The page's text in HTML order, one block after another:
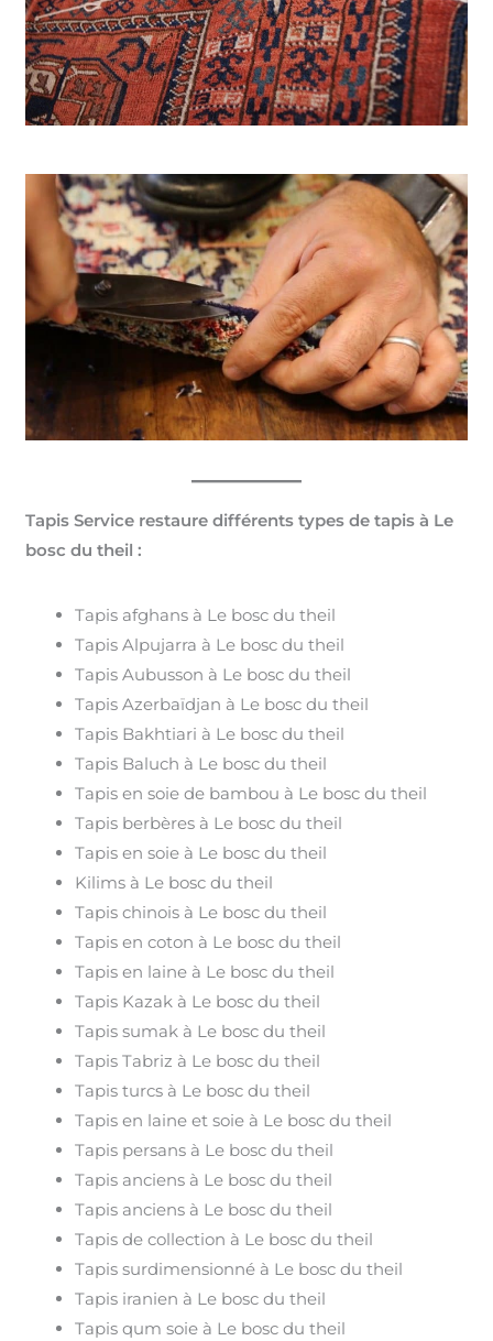
Tapis Service restaure différents types de tapis à Le
bosc du theil :
Tapis afghans à Le bosc du theil
Tapis Alpujarra à Le bosc du theil
Tapis Aubusson à Le bosc du theil
Tapis Azerbaïdjan à Le bosc du theil
Tapis Bakhtiari à Le bosc du theil
Tapis Baluch à Le bosc du theil
Tapis en soie de bambou à Le bosc du theil
Tapis berbères à Le bosc du theil
Tapis en soie à Le bosc du theil
Kilims à Le bosc du theil
Tapis chinois à Le bosc du theil
Tapis en coton à Le bosc du theil
Tapis en laine à Le bosc du theil
Tapis Kazak à Le bosc du theil
Tapis sumak à Le bosc du theil
Tapis Tabriz à Le bosc du theil
Tapis turcs à Le bosc du theil
Tapis en laine et soie à Le bosc du theil
Tapis persans à Le bosc du theil
Tapis anciens à Le bosc du theil
Tapis anciens à Le bosc du theil
Tapis de collection à Le bosc du theil
Tapis surdimensionné à Le bosc du theil
Tapis iranien à Le bosc du theil
Tapis qum soie à Le bosc du theil